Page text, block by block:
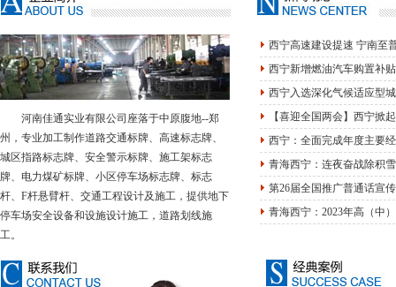
河南佳通实业有限公司座落于中原腹地--郑
州，专业加工制作道路交通标牌、高速标志牌、
城区指路标志牌、安全警示标牌、施工架标志
牌、电力煤矿标牌、小区停车场标志牌、标志
杆、F杆悬臂杆、交通工程设计及施工，提供地下
停车场安全设备和设施设计施工，道路划线施
工。
西宁高速建设提速 宁南至
西宁新增燃油汽车购置补贴
西宁入选深化气候适应型
【喜迎全国两会】西宁掀
西宁：全面完成年度主要
青海西宁：连夜奋战除积
第26届全国推广普通话宣
青海西宁：2023年高（中